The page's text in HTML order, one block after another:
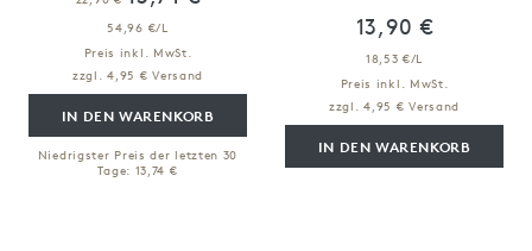
54,96 €/L
Preis inkl. MwSt.
zzgl. 4,95 € Versand
IN DEN WARENKORB
Niedrigster Preis der letzten 30
Tage: 13,74 €
13,90 €
18,53 €/L
Preis inkl. MwSt.
zzgl. 4,95 € Versand
IN DEN WARENKORB